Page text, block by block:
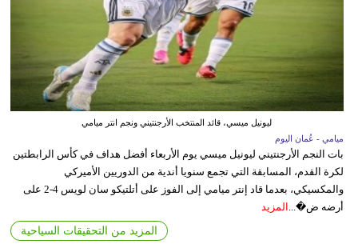
ليونيل ميسي، قائد المنتخب الأرجنتيني ونجم انتر ميامي
ميامي - عُمان اليوم
بات النجم الأرجنتيني ليونيل ميسي يوم الأربعاء أفضل هداف في كأس الرابطتين
لكرة القدم، المسابقة التي تجمع سنويا أندية من الدوريين الأميركي
والمكسيكي، بعدما قاد إنتر ميامي إلى الفوز على أتلتيكو سان لويس 4-2 على
أرضه ض�...
المزيد
المزيد من التحقيقات السياحية